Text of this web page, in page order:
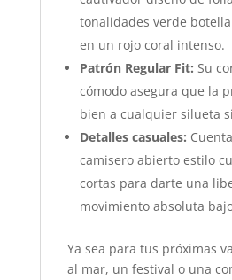
tonalidades verde
en un rojo coral intenso.
Patrón Regular Fit: Su
cómodo asegura que la
bien a cualquier silueta
Detalles casuales:
camisero abierto estilo
cortas para darte una
movimiento absoluta
Ya sea para tus próximas
al mar, un festival o una